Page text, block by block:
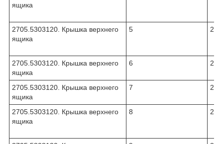
ящика
2705.5303120. Крышка верхнего
ящика
5
2705.5303120. Крышка верхнего
ящика
6
2705.5303120. Крышка верхнего
ящика
7
2705.5303120. Крышка верхнего
ящика
8